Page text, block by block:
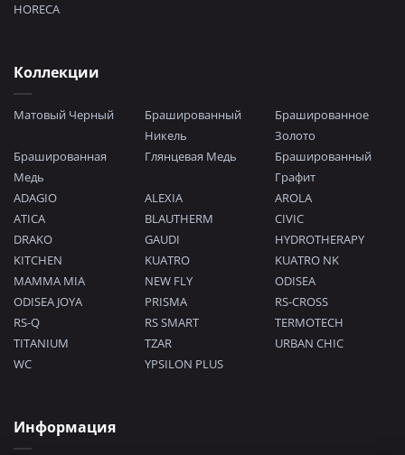
HORECA
Коллекции
Матовый Черный
Брашированный
Никель
Брашированное
Золото
Брашированная
Медь
Глянцевая Медь
Брашированный
Графит
ADAGIO
ALEXIA
AROLA
ATICA
BLAUTHERM
CIVIC
DRAKO
GAUDI
HYDROTHERAPY
KITCHEN
KUATRO
KUATRO NK
MAMMA MIA
NEW FLY
ODISEA
ODISEA JOYA
PRISMA
RS-CROSS
RS-Q
RS SMART
TERMOTECH
TITANIUM
TZAR
URBAN CHIC
WC
YPSILON PLUS
Информация